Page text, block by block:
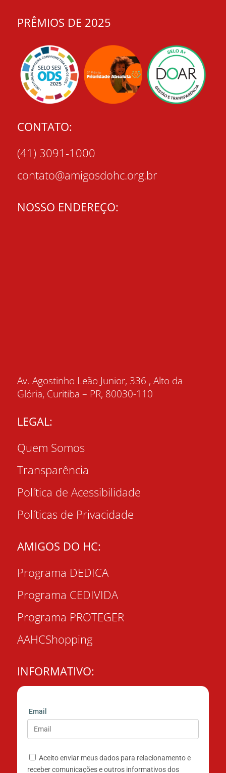
PRÊMIOS DE 2025
CONTATO:
(41) 3091-1000
contato@amigosdohc.org.br
NOSSO ENDEREÇO:
Av. Agostinho Leão Junior, 336 , Alto da
Glória, Curitiba – PR, 80030-110
LEGAL:
Quem Somos
Transparência
Política de Acessibilidade
Políticas de Privacidade
AMIGOS DO HC:
Programa DEDICA
Programa CEDIVIDA
Programa PROTEGER
AAHCShopping
INFORMATIVO:
Email
Aceito enviar meus dados para relacionamento e
receber comunicações e outros informativos dos